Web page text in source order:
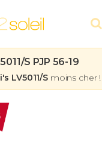
S PJP 56-19
LV5011/S moins cher !